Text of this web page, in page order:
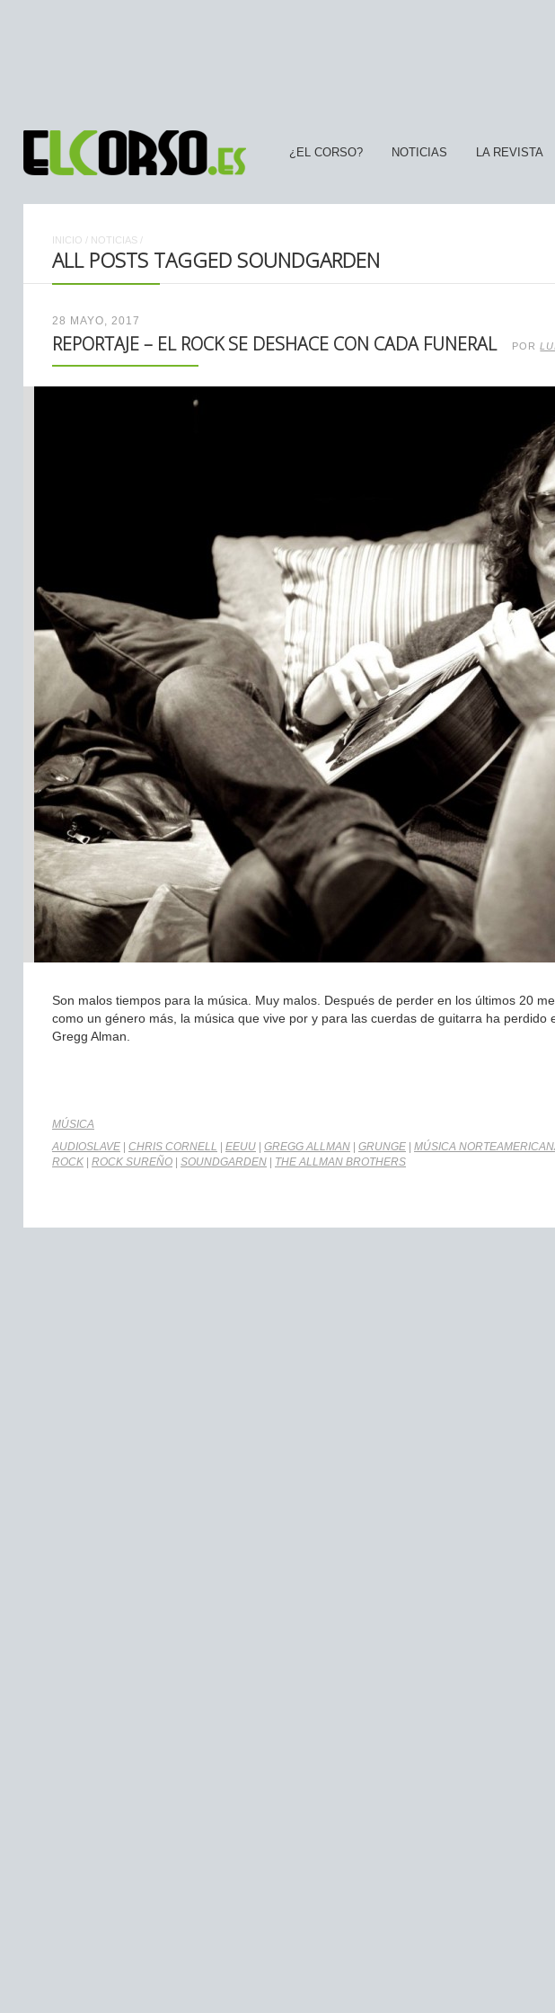
¿EL CORSO? NOTICIAS LA REVISTA
INICIO / NOTICIAS /
ALL POSTS TAGGED SOUNDGARDEN
28 MAYO, 2017
REPORTAJE – EL ROCK SE DESHACE CON CADA FUNERAL POR
Son malos tiempos para la música. Muy malos. Después de perder en los últimos 20
como un género más, la música que vive por y para las cuerdas de guitarra ha
Gregg Alman.
MÚSICA
AUDIOSLAVE
CHRIS CORNELL EEUU GREGG ALLMAN GRUNGE MÚSICA
ROCK
ROCK SUREÑO SOUNDGARDEN THE ALLMAN BROTHERS